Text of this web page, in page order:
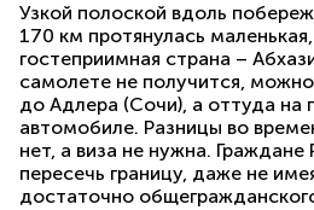
Узкой полоской вдоль
170 км протянулась
гостеприимная страна –
самолете не получится,
до Адлера (Сочи), а оттуда на
автомобиле. Разницы во
нет, а виза не нужна. Граждане
пересечь границу, даже не
достаточно